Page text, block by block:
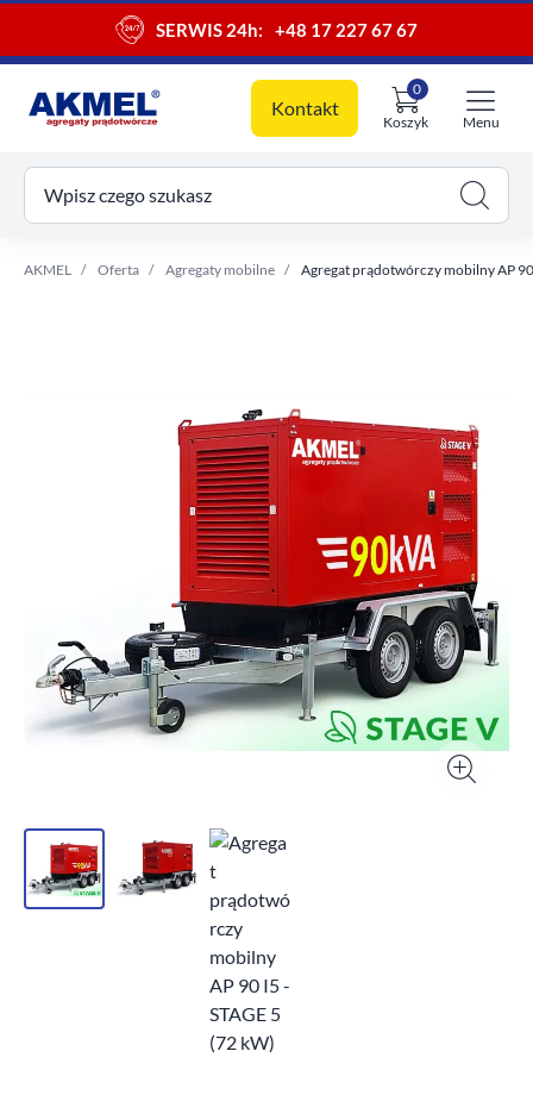
SERWIS 24h: +48 17 227 67 67
Kontakt
Koszyk
0
koszyk
Menu
Wpisz czego szukasz
AKMEL Oferta Agregaty mobilne Agregat prądotwórczy mobilny AP